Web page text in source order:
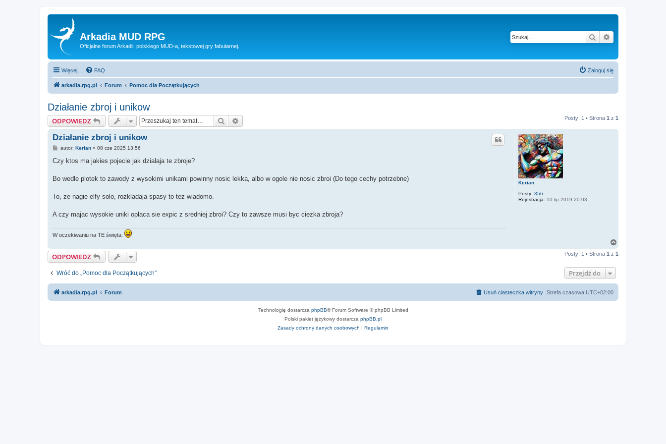
Arkadia MUD RPG
Oficjalne forum Arkadii, polskiego MUD-a, tekstowej gry fabularnej.
Szukaj
Więcej… FAQ Zaloguj się
arkadia.rpg.pl Forum Pomoc dla Początkujących
Działanie zbroj i unikow
ODPOWIEDZ Szukaj Posty: 1 • Strona 1 z 1
Kerian
Posty: 356
Rejestracja: 10 lip 2019 20:03
Działanie zbroj i unikow
P
s
autor: Kerian» 08 cze 2025 13:56
Czy ktos ma jakies pojecie jak dzialaja te zbroje?
Bo wedle plotek to zawody z wysokimi unikami powinny nosic lekka, albo w ogole nie nosic zbroi (Do tego cechy potrzebne)
To, ze nagie elfy solo, rozkladaja spasy to tez wiadomo.
A czy majac wysokie uniki oplaca sie expic z sredniej zbroi? Czy to zawsze musi byc ciezka zbroja?
W oczekiwaniu na TE święta.
g
ODPOWIEDZ Posty: 1 • Strona 1 z 1
Wróć do „Pomoc dla Początkujących” Przejdź do
arkadia.rpg.pl Forum Strefa czasowa UTC+02:00
Usuń ciasteczka witryny
Technologię dostarcza phpBB® Forum Software © phpBB Limited
Polski pakiet językowy dostarcza phpBB.pl
Zasady ochrony danych osobowych | Regulamin